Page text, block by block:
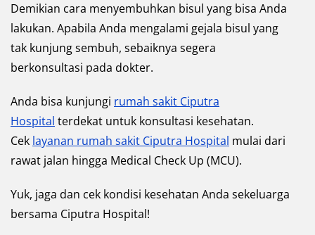
Demikian cara menyembuhkan bisul yang bisa Anda
lakukan. Apabila Anda mengalami gejala bisul yang
tak kunjung sembuh, sebaiknya segera
berkonsultasi pada dokter.
Anda bisa kunjungi rumah sakit Ciputra
Hospital terdekat untuk konsultasi kesehatan.
Cek layanan rumah sakit Ciputra Hospital mulai dari
rawat jalan hingga Medical Check Up (MCU).
Yuk, jaga dan cek kondisi kesehatan Anda sekeluarga
bersama Ciputra Hospital!